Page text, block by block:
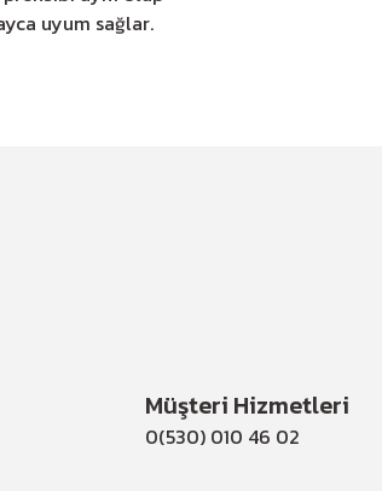
uyum sağlar.
Müşteri Hizmetleri
0(530) 010 46 02